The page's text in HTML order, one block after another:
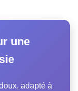
une
adapté à